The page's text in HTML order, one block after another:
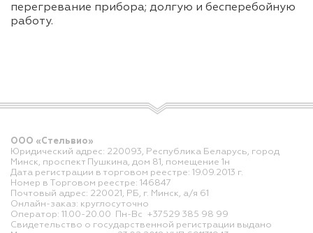
перегревание прибора; долгую и бесперебойную
работу.
ООО «Стельвио»
Юридический адрес: 220093, Республика Беларусь, город
Минск, проспект Пушкина, дом 81, помещение 1н
Дата регистрации в торговом реестре: 19.09.2013 г.
Номер в Торговом реестре: 146847
Почтовый адрес: 220021, РБ, г. Минск, а/я 61
Онлайн-заказ: круглосуточно
Оператор: 11.00-20.00 Пн-Вс +37529 385 98 99
Свидетельство о государственной регистрации выдано